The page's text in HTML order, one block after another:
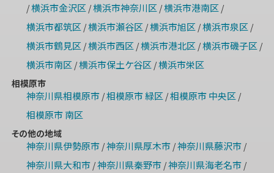
/横浜市金沢区 /横浜市神奈川区 /横浜市港南区 /
横浜市都筑区 /横浜市瀬谷区 /横浜市旭区 /横浜市泉区 /
横浜市鶴見区 /横浜市西区 /横浜市港北区 /横浜市磯子区 /
横浜市南区 /横浜市保土ケ谷区 /横浜市栄区
相模原市
神奈川県相模原市/相模原市 緑区 /相模原市 中央区 /
相模原市 南区
その他の地域
神奈川県伊勢原市/神奈川県厚木市/神奈川県藤沢市/
神奈川県大和市/神奈川県秦野市/神奈川県海老名市/